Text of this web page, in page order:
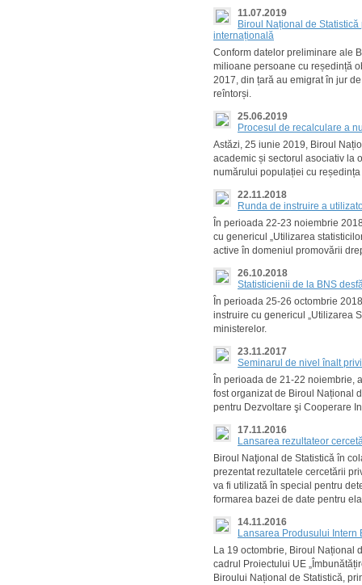
11.07.2019
Biroul Național de
internațională
Conform datelor preliminare ale
milioane persoane cu reședință
2017, din țară au emigrat în jur
reîntorși.
25.06.2019
Procesul de recalculare a
Astăzi, 25 iunie 2019, Biroul
academic și sectorul asociativ la
numărului populației cu
22.11.2018
Runda de instruire a
În perioada 22-23 noiembrie
cu genericul „Utilizarea
active în domeniul promovării
26.10.2018
Statisticienii de la BNS
În perioada 25-26 octombrie
instruire cu genericul „Utilizarea
ministerelor.
23.11.2017
Seminarul de nivel înalt
În perioada de 21-22 noiembrie,
fost organizat de Biroul Național
pentru Dezvoltare şi Cooperare
17.11.2016
Lansarea rezultateor
Biroul Naţional de Statistică în
prezentat rezultatele cercetării
va fi utilizată în special pentru
formarea bazei de date pentru
14.11.2016
Lansarea Produsului
La 19 octombrie, Biroul Național
cadrul Proiectului UE
Biroului Național de Statistică,